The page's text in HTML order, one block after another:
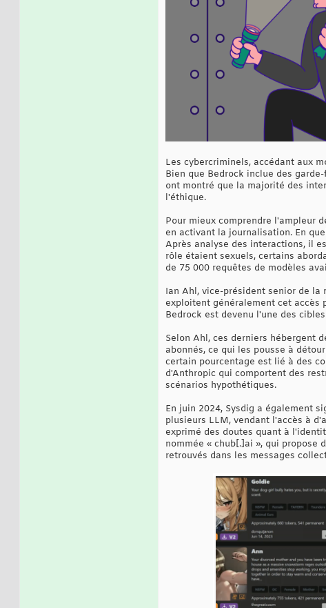
Les cybercriminels, accédant aux
Bien que Bedrock inclue des
ont montré que la majorité des
l'éthique.
Pour mieux comprendre l'ampleur
en activant la journalisation. En
Après analyse des interactions, il
rôle étaient sexuels, certains
de 75 000 requêtes de modèles
Ian Ahl, vice-président senior de la
exploitent généralement cet accès
Bedrock est devenu l'une des
Selon Ahl, ces derniers hébergent
abonnés, ce qui les pousse à
certain pourcentage est lié à des
d'Anthropic qui comportent des
scénarios hypothétiques.
En juin 2024, Sysdig a également
plusieurs LLM, vendant l'accès à
exprimé des doutes quant à
nommée « chub[.]ai », qui propose
retrouvés dans les messages